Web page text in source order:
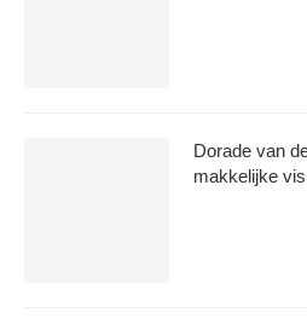
Dorade van
makkelijke vis